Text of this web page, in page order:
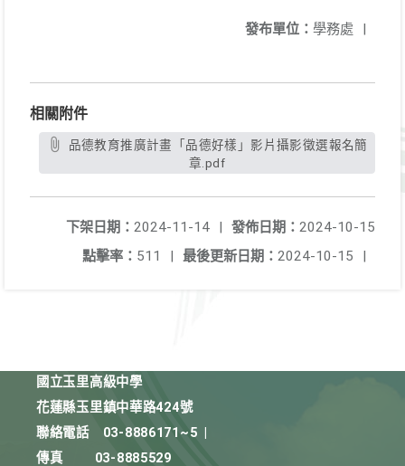
發布單位： 學務處 |
相關附件
章.pdf
發佈日期： 2024-10-15
下架日期： 2024-11-14
|
最後更新日期： 2024-10-15 |
點擊率： 511 |
國立玉里高級中學
花蓮縣玉里鎮中華路424號
聯絡電話
03-8886171~5
傳真
03-8885529